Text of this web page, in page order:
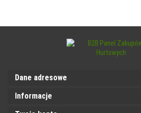
Dane adresowe
Informacje